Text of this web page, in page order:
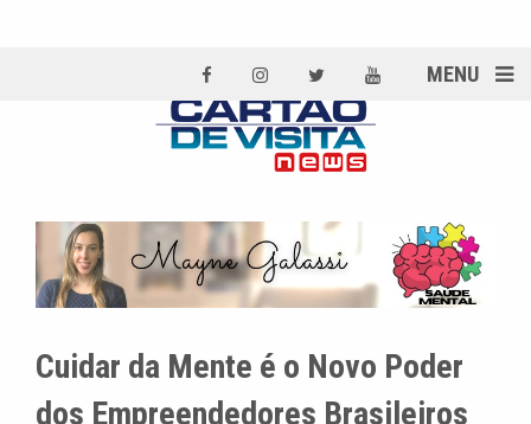
MENU
Cuidar da Mente é o Novo Poder
dos Empreendedores Brasileiros